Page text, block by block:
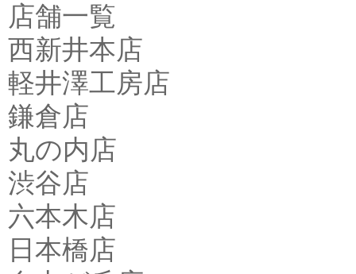
店舗一覧
西新井本店
軽井澤工房店
鎌倉店
丸の内店
渋谷店
六本木店
日本橋店